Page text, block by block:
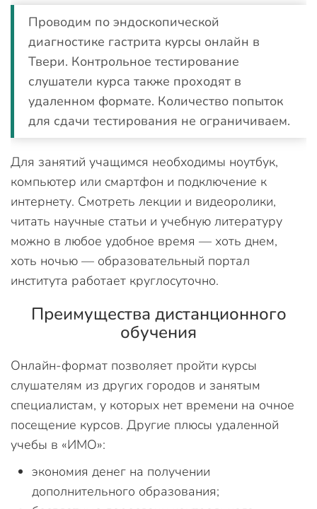
Проводим по эндоскопической
диагностике гастрита курсы онлайн в
Твери. Контрольное тестирование
слушатели курса также проходят в
удаленном формате. Количество попыток
для сдачи тестирования не ограничиваем.
Для занятий учащимся необходимы ноутбук,
компьютер или смартфон и подключение к
интернету. Смотреть лекции и видеоролики,
читать научные статьи и учебную литературу
можно в любое удобное время — хоть днем,
хоть ночью — образовательный портал
института работает круглосуточно.
Преимущества дистанционного
обучения
Онлайн-формат позволяет пройти курсы
слушателям из других городов и занятым
специалистам, у которых нет времени на очное
посещение курсов. Другие плюсы удаленной
учебы в «ИМО»:
экономия денег на получении
дополнительного образования;